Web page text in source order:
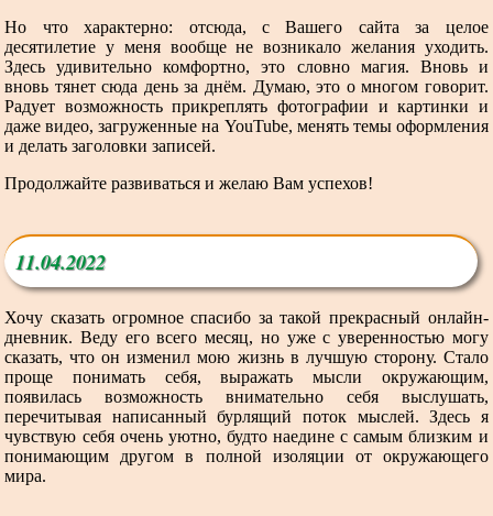
Но что характерно: отсюда, с Вашего сайта за целое
десятилетие у меня вообще не возникало желания уходить.
Здесь удивительно комфортно, это словно магия. Вновь и
вновь тянет сюда день за днём. Думаю, это о многом говорит.
Радует возможность прикреплять фотографии и картинки и
даже видео, загруженные на YouTube, менять темы оформления
и делать заголовки записей.
Продолжайте развиваться и желаю Вам успехов!
11.04.2022
Хочу сказать огромное спасибо за такой прекрасный онлайн-
дневник. Веду его всего месяц, но уже с уверенностью могу
сказать, что он изменил мою жизнь в лучшую сторону. Стало
проще понимать себя, выражать мысли окружающим,
появилась возможность внимательно себя выслушать,
перечитывая написанный бурлящий поток мыслей. Здесь я
чувствую себя очень уютно, будто наедине с самым близким и
понимающим другом в полной изоляции от окружающего
мира.